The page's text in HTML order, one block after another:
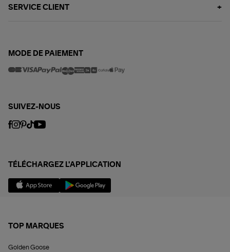
SERVICE CLIENT
MODE DE PAIEMENT
SUIVEZ-NOUS
TÉLÉCHARGEZ L'APPLICATION
TOP MARQUES
Golden Goose